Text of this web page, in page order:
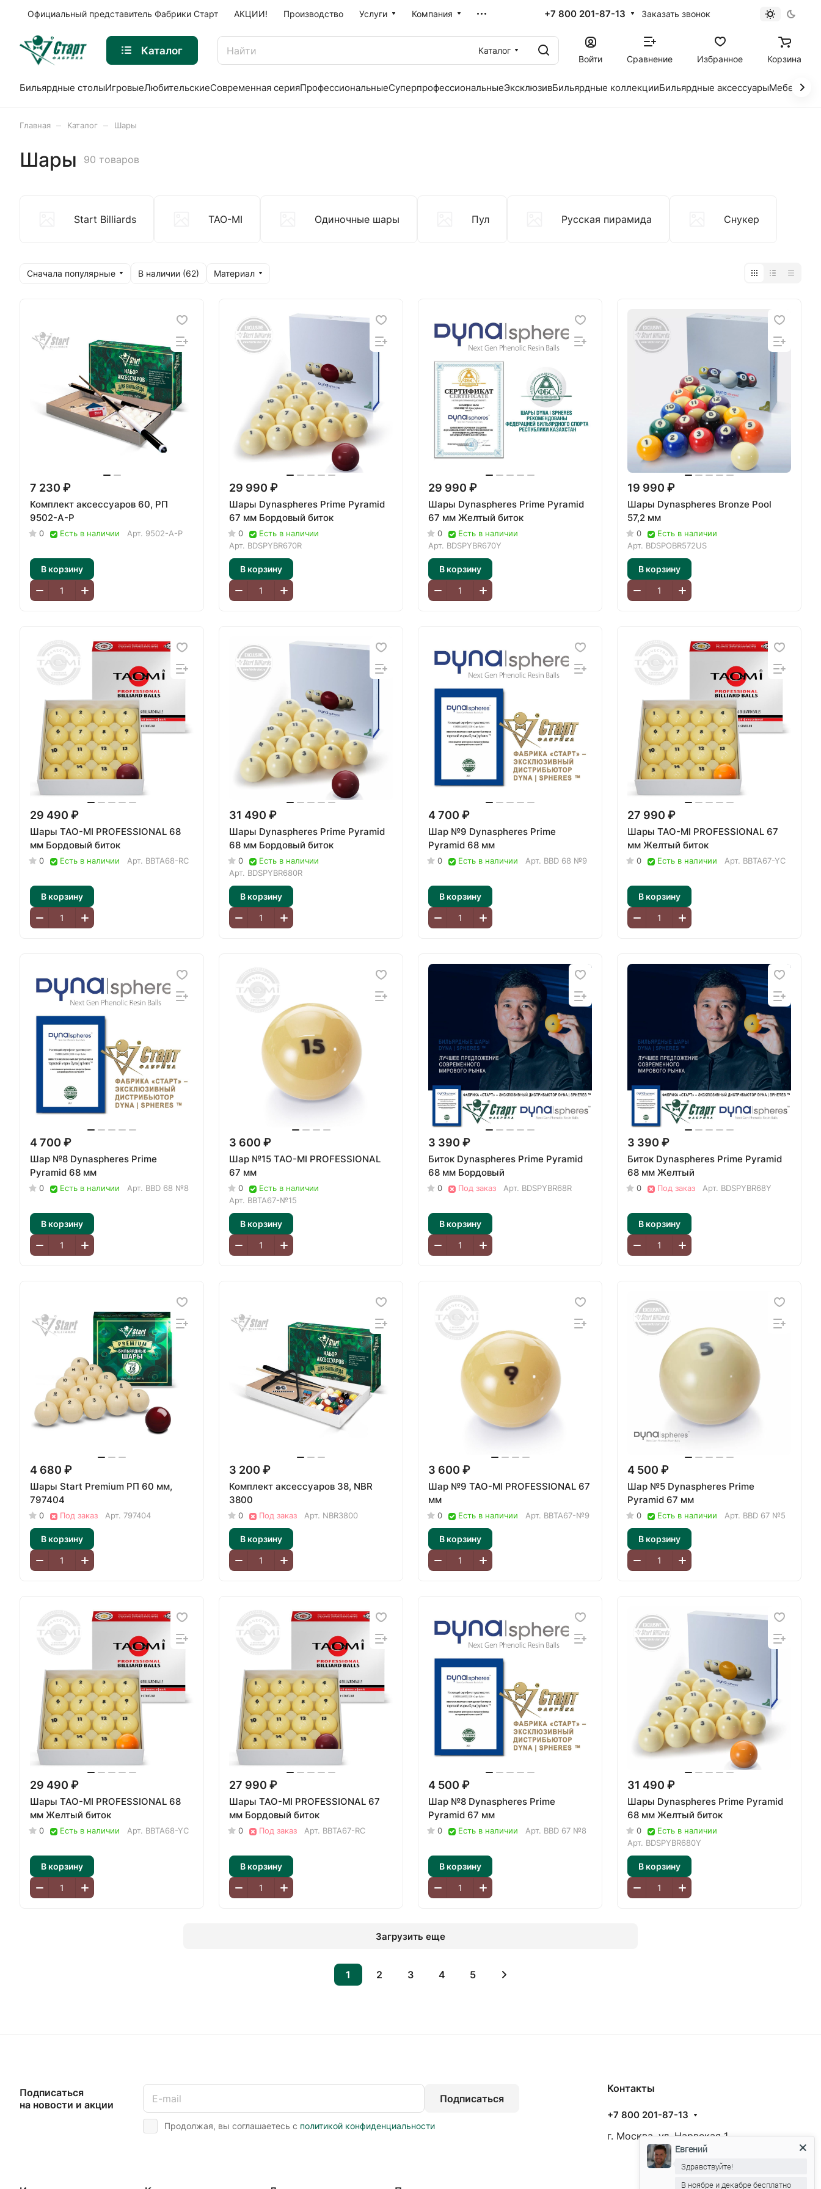
Официальный представитель Фабрики Старт АКЦИИ! Производство Услуги Компания +7 800 201-87-13 Заказать звонок
Каталог
Каталог
Войти
Сравнение Избранное Корзина
Бильярдные столыИгровыеЛюбительскиеСовременная серияПрофессиональныеСуперпрофессиональныеЭксклюзивБильярдные коллекцииБильярдные аксессуарыМебель и
Главная Каталог Шары
Шары 90 товаров
Start Billiards TAO-MI Одиночные шары Пул Русская пирамида Снукер
Сначала популярные В наличии (62) Материал
7 230 ₽
Комплект аксессуаров 60, РП
9502-A-P
0 Есть в наличии Арт. 9502-A-P
В корзину
29 990 ₽
Шары Dynaspheres Prime Pyramid
67 мм Бордовый биток
0
Есть в наличии
Арт. BDSPYBR670R
В корзину
29 990 ₽
Шары Dynaspheres Prime Pyramid
67 мм Желтый биток
0
Есть в наличии
Арт. BDSPYBR670Y
В корзину
19 990 ₽
Шары Dynaspheres Bronze Pool
57,2 мм
0
Есть в наличии
Арт. BDSPOBR572US
В корзину
29 490 ₽
Шары TAO-MI PROFESSIONAL 68
мм Бордовый биток
0 Есть в наличии Арт. BBTA68-RC
В корзину
31 490 ₽
Шары Dynaspheres Prime Pyramid
68 мм Бордовый биток
0
Есть в наличии
Арт. BDSPYBR680R
В корзину
4 700 ₽
Шар №9 Dynaspheres Prime
Pyramid 68 мм
0 Есть в наличии Арт. BBD 68 №9
В корзину
27 990 ₽
Шары TAO-MI PROFESSIONAL 67
мм Желтый биток
0 Есть в наличии Арт. BBTA67-YC
В корзину
4 700 ₽
Шар №8 Dynaspheres Prime
Pyramid 68 мм
0 Есть в наличии Арт. BBD 68 №8
В корзину
3 600 ₽
Шар №15 TAO-MI PROFESSIONAL
67 мм
0
Есть в наличии
Арт. BBTA67-№15
В корзину
3 390 ₽
Биток Dynaspheres Prime Pyramid
68 мм Бордовый
0 Под заказ Арт. BDSPYBR68R
В корзину
3 390 ₽
Биток Dynaspheres Prime Pyramid
68 мм Желтый
0 Под заказ Арт. BDSPYBR68Y
В корзину
4 680 ₽
Шары Start Premium РП 60 мм,
797404
0 Под заказ Арт. 797404
В корзину
3 200 ₽
Комплект аксессуаров 38, NBR
3800
0 Под заказ Арт. NBR3800
В корзину
3 600 ₽
Шар №9 TAO-MI PROFESSIONAL 67
мм
0 Есть в наличии Арт. BBTA67-№9
В корзину
4 500 ₽
Шар №5 Dynaspheres Prime
Pyramid 67 мм
0 Есть в наличии Арт. BBD 67 №5
В корзину
29 490 ₽
Шары TAO-MI PROFESSIONAL 68
мм Желтый биток
0 Есть в наличии Арт. BBTA68-YC
В корзину
27 990 ₽
Шары TAO-MI PROFESSIONAL 67
мм Бордовый биток
0 Под заказ Арт. BBTA67-RC
В корзину
4 500 ₽
Шар №8 Dynaspheres Prime
Pyramid 67 мм
0 Есть в наличии Арт. BBD 67 №8
В корзину
31 490 ₽
Шары Dynaspheres Prime Pyramid
68 мм Желтый биток
0
Есть в наличии
Арт. BDSPYBR680Y
В корзину
Загрузить еще
1 2 3 4 5
Подписаться
на новости и акции
Подписаться
Продолжая, вы соглашаетесь с политикой конфиденциальности
Контакты
+7 800 201-87-13
г. Москва, ул. Нарвская 1
Евгений
Здравствуйте!
В ноябре и декабре бесплатно